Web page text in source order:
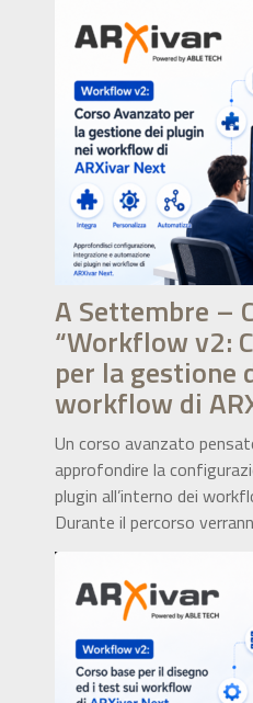
A Settembre –
“Workflow v2:
per la gestione
workflow di
Un corso avanzato
approfondire la
plugin all’interno dei
Durante il percorso